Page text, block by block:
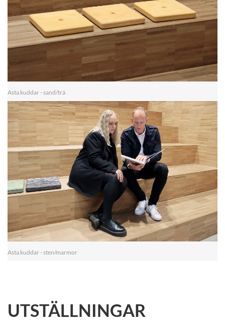
Asta kuddar - sand/trä
Asta kuddar - sten/marmor
UTSTÄLLNINGAR